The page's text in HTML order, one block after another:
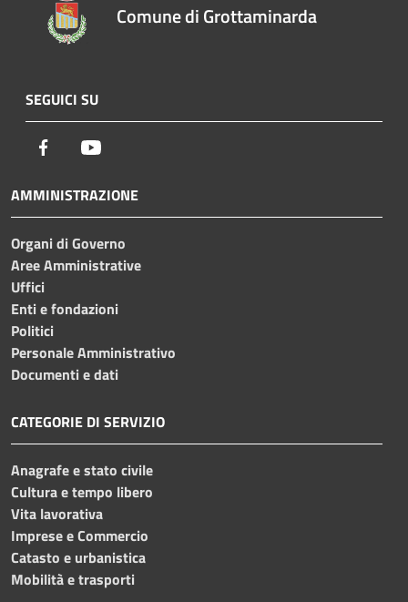
Comune di Grottaminarda
SEGUICI SU
Facebook
AMMINISTRAZIONE
Organi di Governo
Aree Amministrative
Uffici
Enti e fondazioni
Politici
Personale Amministrativo
Documenti e dati
CATEGORIE DI SERVIZIO
Anagrafe e stato civile
Cultura e tempo libero
Vita lavorativa
Imprese e Commercio
Catasto e urbanistica
Mobilità e trasporti